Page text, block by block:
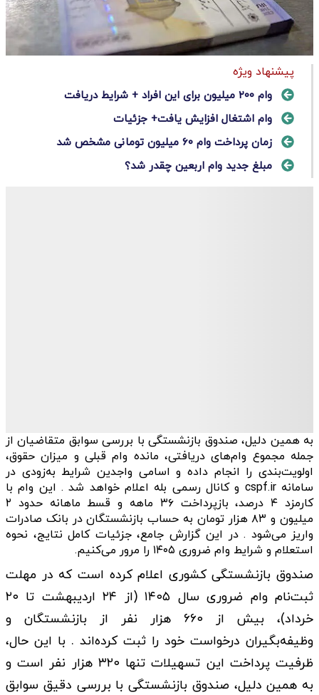
پیشنهاد ویژه
وام ۲۰۰ میلیون برای این افراد + شرایط دریافت
وام اشتغال افزایش یافت+ جزئیات
زمان پرداخت وام ۶۰ میلیون تومانی مشخص شد
مبلغ جدید وام اربعین چقدر شد؟
به همین دلیل، صندوق بازنشستگی با بررسی سوابق متقاضیان از
جمله مجموع وام‌های دریافتی، مانده وام قبلی و میزان حقوق،
اولویت‌بندی را انجام داده و اسامی واجدین شرایط به‌زودی در
سامانه cspf.ir و کانال رسمی بله اعلام خواهد شد . این وام با
کارمزد ۴ درصد، بازپرداخت ۳۶ ماهه و قسط ماهانه حدود ۲
میلیون و ۸۳ هزار تومان به حساب بازنشستگان در بانک صادرات
واریز می‌شود . در این گزارش جامع، جزئیات کامل نتایج، نحوه
استعلام و شرایط وام ضروری ۱۴۰۵ را مرور می‌کنیم.
صندوق بازنشستگی کشوری اعلام کرده است که در مهلت
ثبت‌نام وام ضروری سال ۱۴۰۵ (از ۲۴ اردیبهشت تا ۲۰
خرداد)، بیش از ۶۶۰ هزار نفر از بازنشستگان و
وظیفه‌بگیران درخواست خود را ثبت کرده‌اند . با این حال،
ظرفیت پرداخت این تسهیلات تنها ۳۲۰ هزار نفر است و
به همین دلیل، صندوق بازنشستگی با بررسی دقیق سوابق